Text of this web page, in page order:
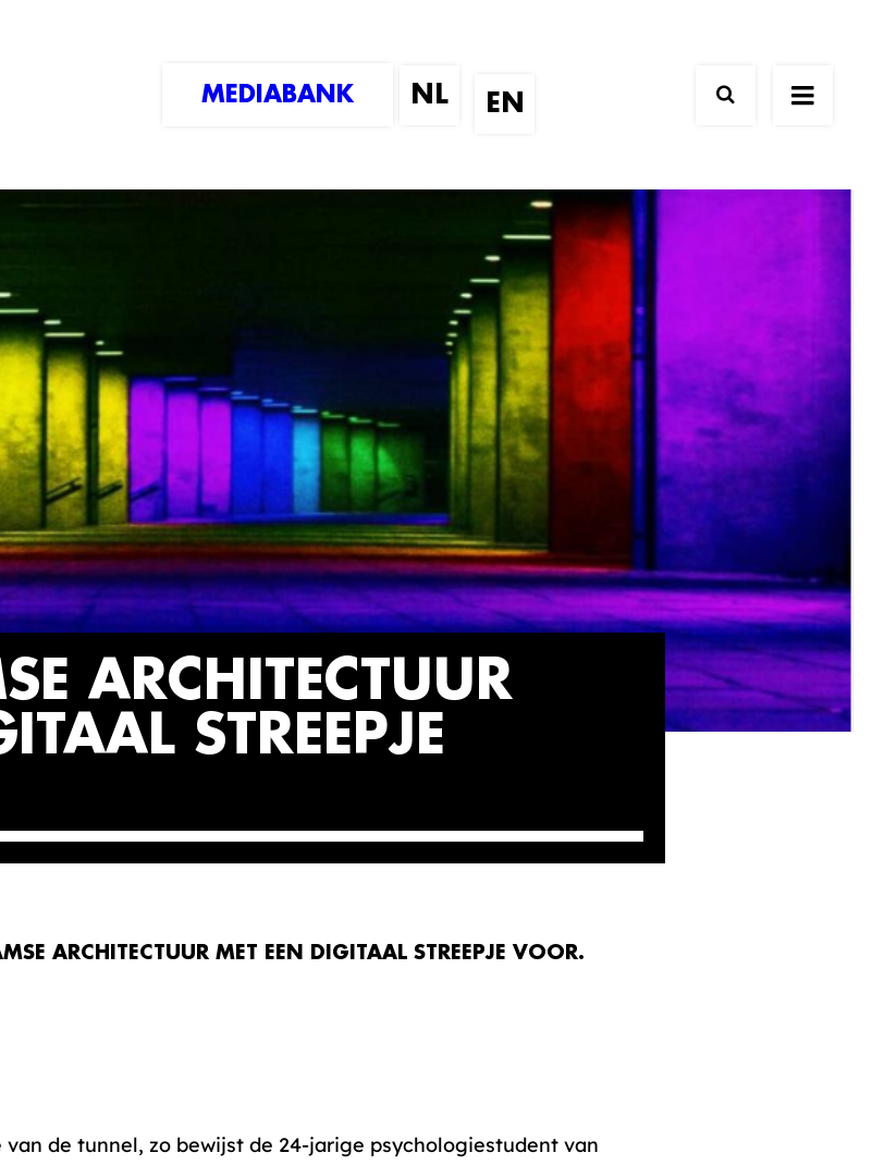
MEDIABANK
ARCHITECTUUR
STREEPJE
ARCHITECTUUR MET EEN DIGITAAL STREEPJE VOOR.
de tunnel, zo bewijst de 24-jarige psychologiestudent van